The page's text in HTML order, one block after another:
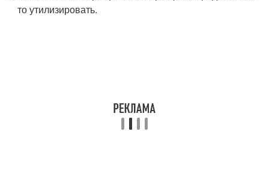
то утилизировать.